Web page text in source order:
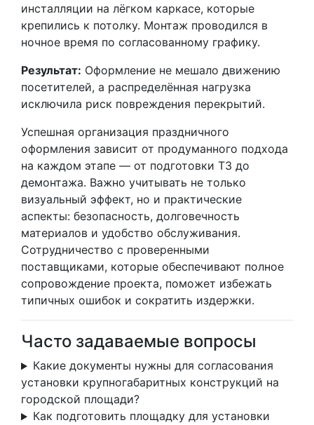
инсталляции на лёгком каркасе, которые
крепились к потолку. Монтаж проводился в
ночное время по согласованному графику.
Результат: Оформление не мешало движению
посетителей, а распределённая нагрузка
исключила риск повреждения перекрытий.
Успешная организация праздничного
оформления зависит от продуманного подхода
на каждом этапе — от подготовки ТЗ до
демонтажа. Важно учитывать не только
визуальный эффект, но и практические
аспекты: безопасность, долговечность
материалов и удобство обслуживания.
Сотрудничество с проверенными
поставщиками, которые обеспечивают полное
сопровождение проекта, поможет избежать
типичных ошибок и сократить издержки.
Часто задаваемые вопросы
Какие документы нужны для согласования
установки крупногабаритных конструкций на
городской площади?
Как подготовить площадку для установки